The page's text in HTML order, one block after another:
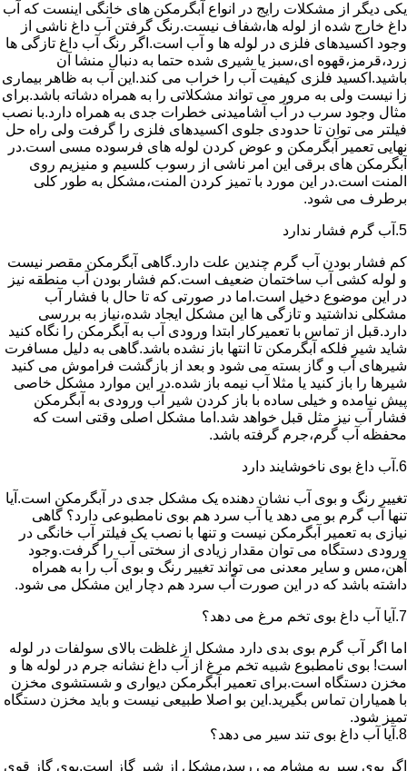
یکی دیگر از مشکلات رایج در انواع آبگرمکن های خانگی اینست که آب
داغ خارج شده از لوله ها،شفاف نیست.رنگ گرفتن آب داغ ناشی از
وجود اکسیدهای فلزی در لوله ها و آب است.اگر رنگ آب داغ تازگی ها
زرد،قرمز،قهوه ای،سبز یا شیری شده حتما به دنبال منشا آن
باشید.اکسید فلزی کیفیت آب را خراب می کند.این آب به ظاهر بیماری
زا نیست ولی به مرور می تواند مشکلاتی را به همراه دشاته باشد.برای
مثال وجود سرب در آب آشامیدنی خطرات جدی به همراه دارد.با نصب
فیلتر می توان تا حدودی جلوی اکسیدهای فلزی را گرفت ولی راه حل
نهایی تعمیر آبگرمکن و عوض کردن لوله های فرسوده مسی است.در
آبگرمکن های برقی این امر ناشی از رسوب کلسیم و منیزیم روی
المنت است.در این مورد با تمیز کردن المنت،مشکل به طور کلی
برطرف می شود.
5.آب گرم فشار ندارد
کم فشار بودن آب گرم چندین علت دارد.گاهی آبگرمکن مقصر نیست
و لوله کشی آب ساختمان ضعیف است.کم فشار بودن آب منطقه نیز
در این موضوع دخیل است.اما در صورتی که تا حال با فشار آب
مشکلی نداشتید و تازگی ها این مشکل ایجاد شده،نیاز به بررسی
دارد.قبل از تماس با تعمیرکار ابتدا ورودی آب به آبگرمکن را نگاه کنید
شاید شیر فلکه آبگرمکن تا انتها باز نشده باشد.گاهی به دلیل مسافرت
شیرهای آب و گاز بسته می شود و بعد از بازگشت فراموش می کنید
شیرها را باز کنید یا مثلا آب نیمه باز شده.در این موارد مشکل خاصی
پیش نیامده و خیلی ساده با باز کردن شیر آب ورودی به آبگرمکن
فشار آب نیز مثل قبل خواهد شد.اما مشکل اصلی وقتی است که
محفظه آب گرم،جرم گرفته باشد.
6.آب داغ بوی ناخوشایند دارد
تغییر رنگ و بوی آب نشان دهنده یک مشکل جدی در آبگرمکن است.آیا
تنها آب گرم بو می دهد یا آب سرد هم بوی نامطبوعی دارد؟ گاهی
نیازی به تعمیر آبگرمکن نیست و تنها با نصب یک فیلتر آب خانگی در
ورودی دستگاه می توان مقدار زیادی از سختی آب را گرفت.وجود
آهن،مس و سایر معدنی می تواند تغییر رنگ و بوی آب را به همراه
داشته باشد که در این صورت آب سرد هم دچار این مشکل می شود.
7.آیا آب داغ بوی تخم مرغ می دهد؟
اما اگر آب گرم بوی بدی دارد مشکل از غلظت بالای سولفات در لوله
است! بوی نامطبوع شبیه تخم مرغ از آب داغ نشانه جرم در لوله ها و
مخزن دستگاه است.برای تعمیر آبگرمکن دیواری و شستشوی مخزن
با همیاران تماس بگیرید.این بو اصلا طبیعی نیست و باید مخزن دستگاه
تمیز شود.
8.آیا آب داغ بوی تند سیر می دهد؟
اگر بوی سیر به مشام می رسد،مشکل از شیر گاز است.بوی گاز قوی